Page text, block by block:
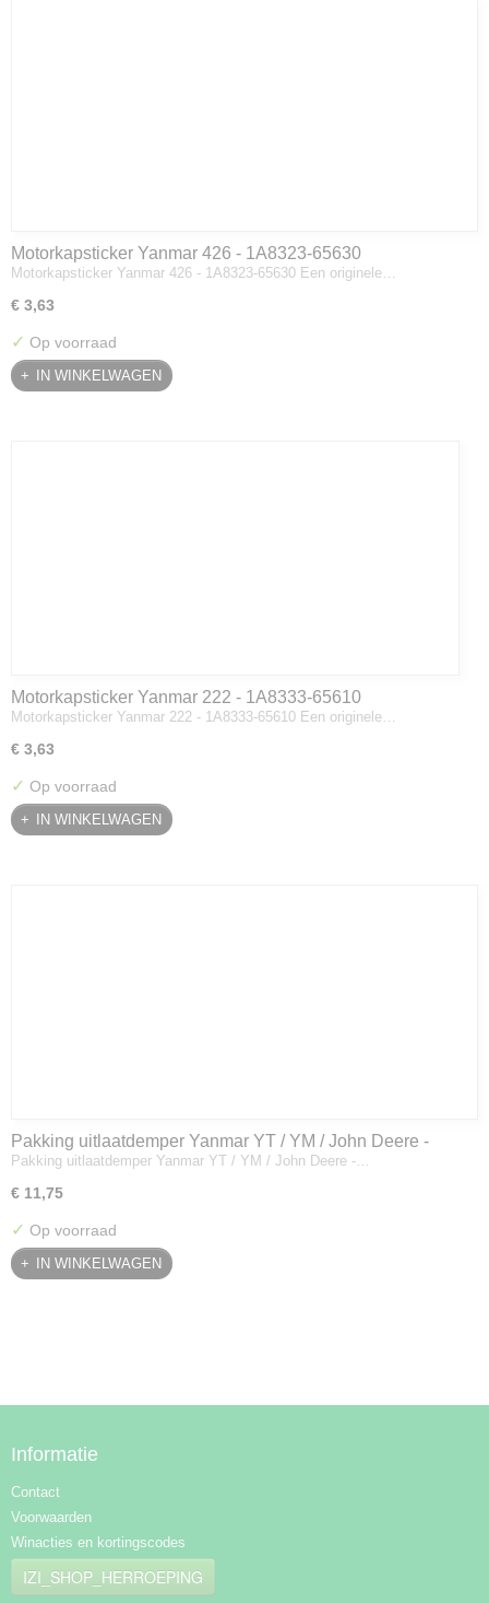
Motorkapsticker Yanmar 426 - 1A8323-65630
Motorkapsticker Yanmar 426 - 1A8323-65630 Een originele…
€ 3,63
✓ Op voorraad
IN WINKELWAGEN
Motorkapsticker Yanmar 222 - 1A8333-65610
Motorkapsticker Yanmar 222 - 1A8333-65610 Een originele…
€ 3,63
✓ Op voorraad
IN WINKELWAGEN
Pakking uitlaatdemper Yanmar YT / YM / John Deere -
128300-13230
Pakking uitlaatdemper Yanmar YT / YM / John Deere -…
€ 11,75
✓ Op voorraad
IN WINKELWAGEN
Informatie
Contact
Voorwaarden
Winacties en kortingscodes
IZI_SHOP_HERROEPING